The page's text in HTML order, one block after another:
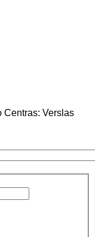
Centras: Verslas